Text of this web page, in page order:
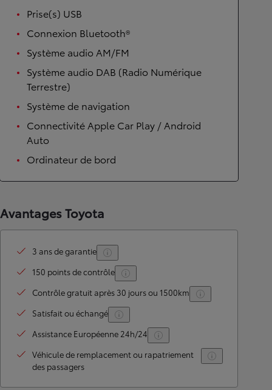
Prise(s) USB
Connexion Bluetooth®
Système audio AM/FM
Système audio DAB (Radio Numérique
Terrestre)
Système de navigation
Connectivité Apple Car Play / Android
Auto
Ordinateur de bord
Avantages Toyota
3 ans de garantie
150 points de contrôle
Contrôle gratuit après 30 jours ou 1500km
Satisfait ou échangé
Assistance Européenne 24h/24
Véhicule de remplacement ou rapatriement
des passagers